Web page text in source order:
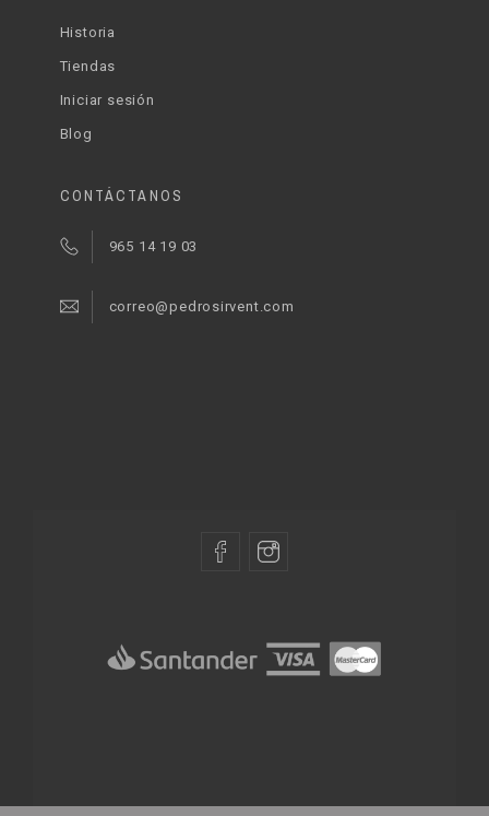
Historia
Tiendas
Iniciar sesión
Blog
CONTÁCTANOS
965 14 19 03
correo@pedrosirvent.com